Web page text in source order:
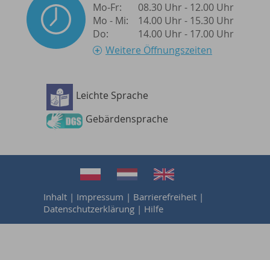
Mo-Fr:
Mo - Mi:
Do:
08.30 Uhr - 12.00 Uhr
14.00 Uhr - 15.30 Uhr
14.00 Uhr - 17.00 Uhr
Weitere Öffnungszeiten
Leichte Sprache
Gebärdensprache
Inhalt| Impressum | Barrierefreiheit|
Datenschutzerklärung| Hilfe